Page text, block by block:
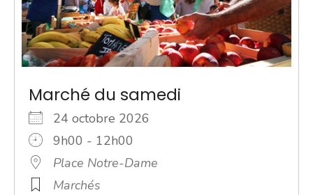
Marché du samedi
24 octobre 2026
9h00 - 12h00
Place Notre-Dame
Marchés